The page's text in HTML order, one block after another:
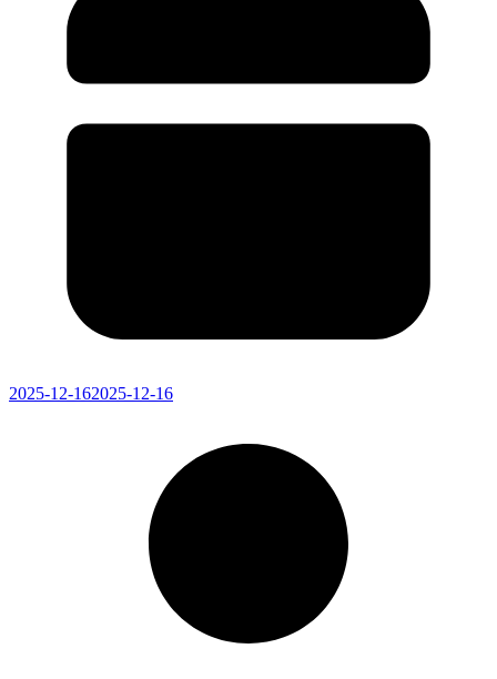
2025-12-162025-12-16